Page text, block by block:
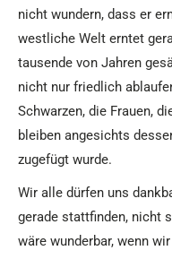
nicht wundern, dass er
westliche Welt erntet
tausende von Jahren
nicht nur friedlich
Schwarzen, die Frauen,
bleiben angesichts
zugefügt wurde.
Wir alle dürfen uns
gerade stattfinden, nicht
wäre wunderbar, wenn